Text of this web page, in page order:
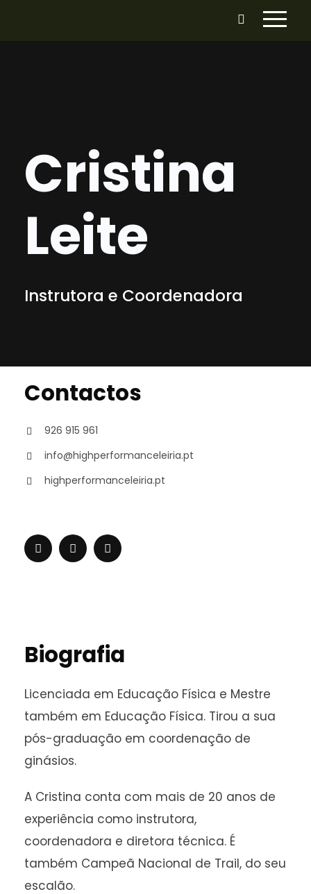
Cristina
Leite
Instrutora e Coordenadora
Contactos
926 915 961
info@highperformanceleiria.pt
highperformanceleiria.pt
Biografia
Licenciada em Educação Física e Mestre
também em Educação Física. Tirou a sua
pós-graduação em coordenação de
ginásios.
A Cristina conta com mais de 20 anos de
experiência como instrutora,
coordenadora e diretora técnica. É
também Campeã Nacional de Trail, do seu
escalão.